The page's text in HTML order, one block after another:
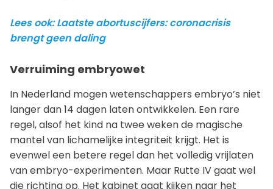
Lees ook: Laatste abortuscijfers: coronacrisis
brengt geen daling
Verruiming embryowet
In Nederland mogen wetenschappers embryo’s niet
langer dan 14 dagen laten ontwikkelen. Een rare
regel, alsof het kind na twee weken de magische
mantel van lichamelijke integriteit krijgt. Het is
evenwel een betere regel dan het volledig vrijlaten
van embryo-experimenten. Maar Rutte IV gaat wel
die richting op. Het kabinet gaat kijken naar het